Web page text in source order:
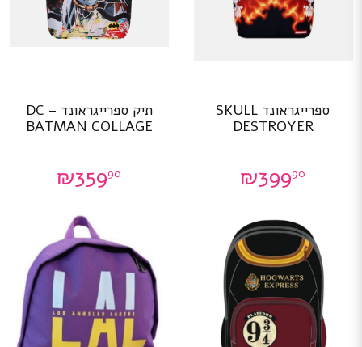
ספרייגראונד SKULL
DESTROYER
₪39990
תיק ספרייגראונד – DC
BATMAN COLLAGE
₪35990